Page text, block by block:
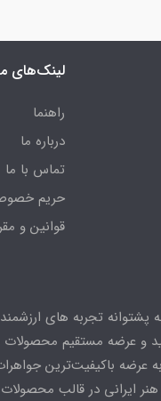
لینک‌های
راهنما
درباره ما
تماس با ما
حریم
قوانین و
پشتوانه تجربه های
و عرضه مستقیم محصولات
عرضه باکیفیت‌ترین جواهرات
ایرانی در قالب